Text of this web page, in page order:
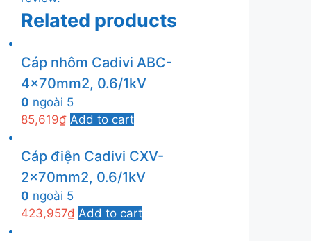
Related products
Cáp nhôm Cadivi ABC-
4x70mm2, 0.6/1kV
0 ngoài 5
85,619₫ Add to cart
Cáp điện Cadivi CXV-
2x70mm2, 0.6/1kV
0 ngoài 5
423,957₫ Add to cart